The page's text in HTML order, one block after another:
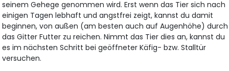
seinem Gehege genommen wird. Erst wenn das Tier sich nach
einigen Tagen lebhaft und angstfrei zeigt, kannst du damit
beginnen, von außen (am besten auch auf Augenhöhe) durch
das Gitter Futter zu reichen. Nimmt das Tier dies an, kannst du
es im nächsten Schritt bei geöffneter Käfig- bzw. Stalltür
versuchen.